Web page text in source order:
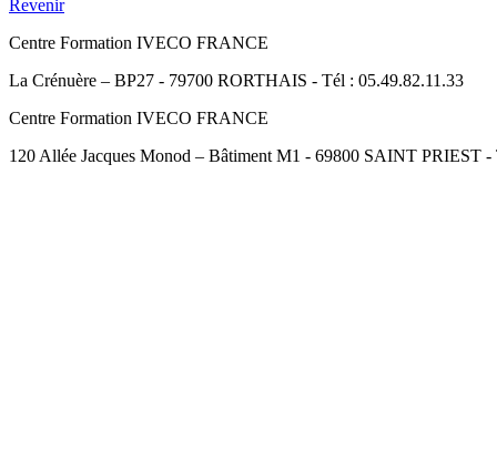
Revenir
Centre Formation IVECO FRANCE
La Crénuère – BP27 - 79700 RORTHAIS - Tél : 05.49.82.11.33
Centre Formation IVECO FRANCE
120 Allée Jacques Monod – Bâtiment M1 - 69800 SAINT PRIEST